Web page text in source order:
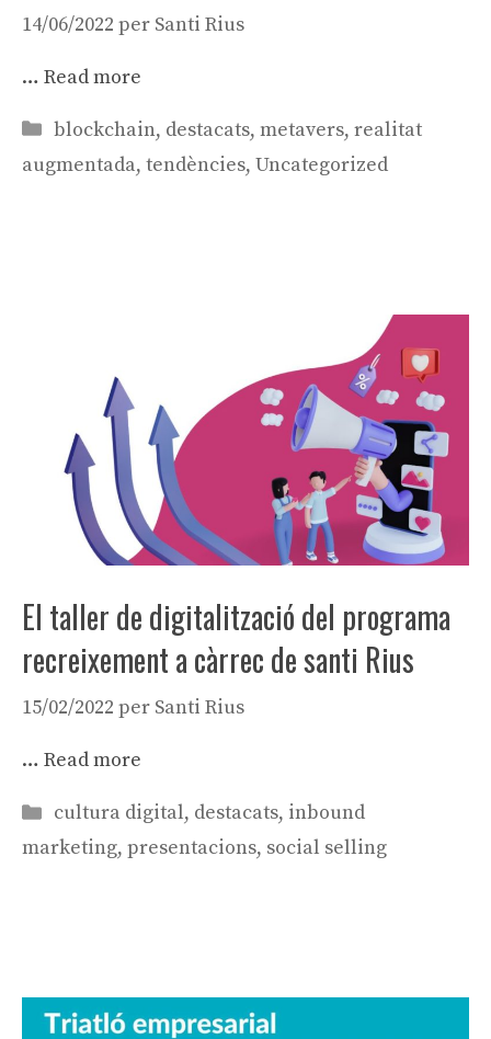
14/06/2022 per Santi Rius
… Read more
Categories
blockchain, destacats, metavers, realitat
augmentada, tendències, Uncategorized
El taller de digitalització del programa
recreixement a càrrec de santi Rius
15/02/2022 per Santi Rius
… Read more
Categories
cultura digital, destacats, inbound
marketing, presentacions, social selling